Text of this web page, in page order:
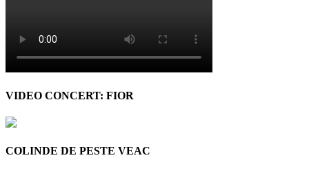
VIDEO CONCERT: FIOR
COLINDE DE PESTE VEAC